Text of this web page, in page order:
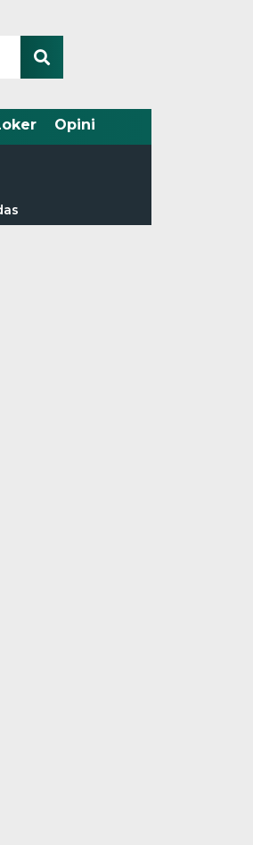
Opini